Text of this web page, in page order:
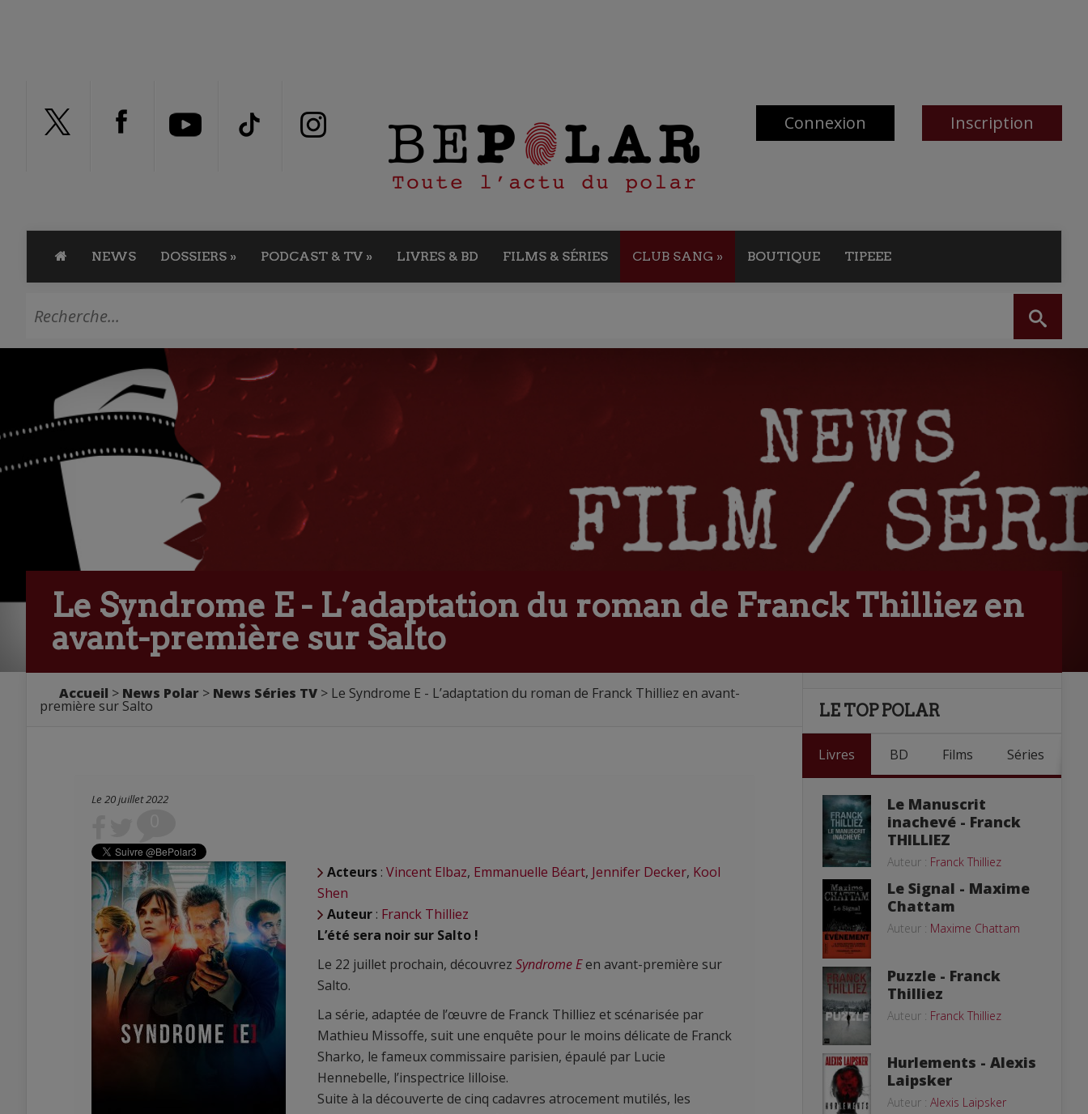
Connexion Inscription
NEWS DOSSIERS » PODCAST & TV » LIVRES & BD FILMS & SÉRIES CLUB SANG » BOUTIQUE TIPEEE
Le Syndrome E - L’adaptation du roman de Franck Thilliez en
avant-première sur Salto
Accueil > News Polar > News Séries TV > Le Syndrome E - L’adaptation du roman de Franck Thilliez en avant-
première sur Salto
Le 20 juillet 2022
Acteurs : Vincent Elbaz, Emmanuelle Béart, Jennifer Decker, Kool
Shen
Auteur : Franck Thilliez
L’été sera noir sur Salto !
Le 22 juillet prochain, découvrez Syndrome Een avant-première sur
Salto.
La série, adaptée de l’œuvre de Franck Thilliez et scénarisée par
Mathieu Missoffe, suit une enquête pour le moins délicate de Franck
Sharko, le fameux commissaire parisien, épaulé par Lucie
Hennebelle, l’inspectrice lilloise.
Suite à la découverte de cinq cadavres atrocement mutilés, les
LE TOP POLAR
Livres BD Films Séries
Le Manuscrit
inachevé - Franck
THILLIEZ
Auteur : Franck Thilliez
Le Signal - Maxime
Chattam
Auteur : Maxime Chattam
Puzzle - Franck
Thilliez
Auteur : Franck Thilliez
Hurlements - Alexis
Laipsker
Auteur : Alexis Laipsker